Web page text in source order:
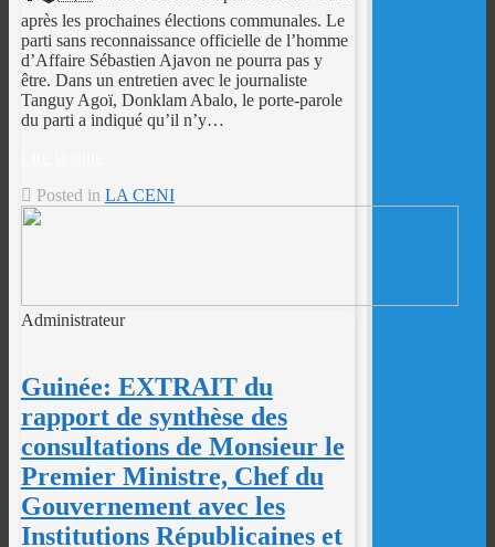
après les prochaines élections communales. Le
parti sans reconnaissance officielle de l’homme
d’Affaire Sébastien Ajavon ne pourra pas y
être. Dans un entretien avec le journaliste
Tanguy Agoï, Donklam Abalo, le porte-parole
du parti a indiqué qu’il n’y…
Posted in LA CENI
Administrateur
Guinée: EXTRAIT du
rapport de synthèse des
consultations de Monsieur le
Premier Ministre, Chef du
Gouvernement avec les
Institutions Républicaines et